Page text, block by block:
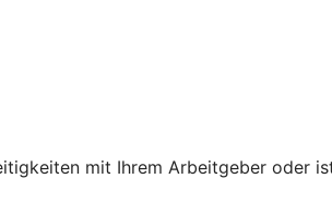
mit Ihrem Arbeitgeber oder